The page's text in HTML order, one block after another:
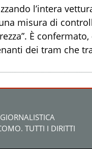
l’intera
misura di
È
dei tram che
TUTTI I DIRITTI